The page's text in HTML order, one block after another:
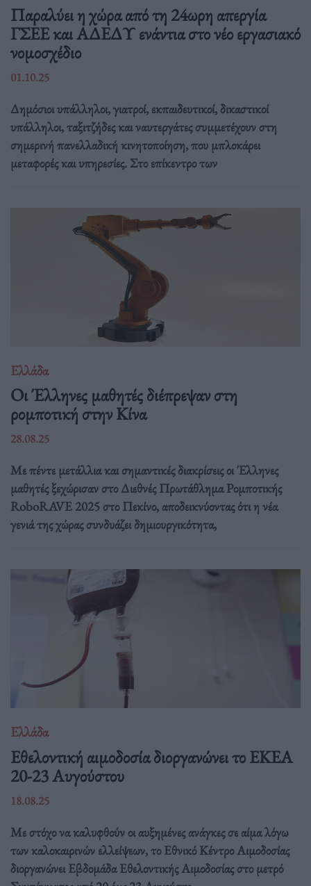
Παραλύει η χώρα από τη 24ωρη απεργία
ΓΣΕΕ και ΑΔΕΔΥ ενάντια στο νέο εργασιακό
νομοσχέδιο
01.10.25
Δημόσιοι υπάλληλοι, γιατροί, εκπαιδευτικοί, δικαστικοί
υπάλληλοι, ταξιτζήδες και ναυτεργάτες συμμετέχουν στη
σημερινή πανελλαδική κινητοποίηση, που μπλοκάρει
μεταφορές και υπηρεσίες. Στο επίκεντρο των
Ελλάδα
Οι Έλληνες μαθητές διέπρεψαν στη
ρομποτική στην Κίνα
28.08.25
Με πέντε μετάλλια και σημαντικές διακρίσεις οι Έλληνες
μαθητές ξεχώρισαν στο Διεθνές Πρωτάθλημα Ρομποτικής
RoboRAVE 2025 στο Πεκίνο, αποδεικνύοντας ότι η νέα
γενιά της χώρας συνδυάζει δημιουργικότητα,
Ελλάδα
Eθελοντική αιμοδοσία διοργανώνει το ΕΚΕΑ
20-23 Αυγούστου
18.08.25
Με στόχο να καλυφθούν οι αυξημένες ανάγκες σε αίμα λόγω
των καλοκαιρινών ελλείψεων, το Εθνικό Κέντρο Αιμοδοσίας
διοργανώνει Εβδομάδα Εθελοντικής Αιμοδοσίας στο μετρό